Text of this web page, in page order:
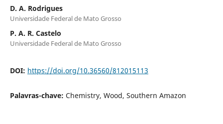
D. A. Rodrigues
Universidade Federal de Mato Grosso
P. A. R. Castelo
Universidade Federal de Mato Grosso
DOI: https://doi.org/10.36560/812015113
Palavras-chave: Chemistry, Wood, Southern Amazon